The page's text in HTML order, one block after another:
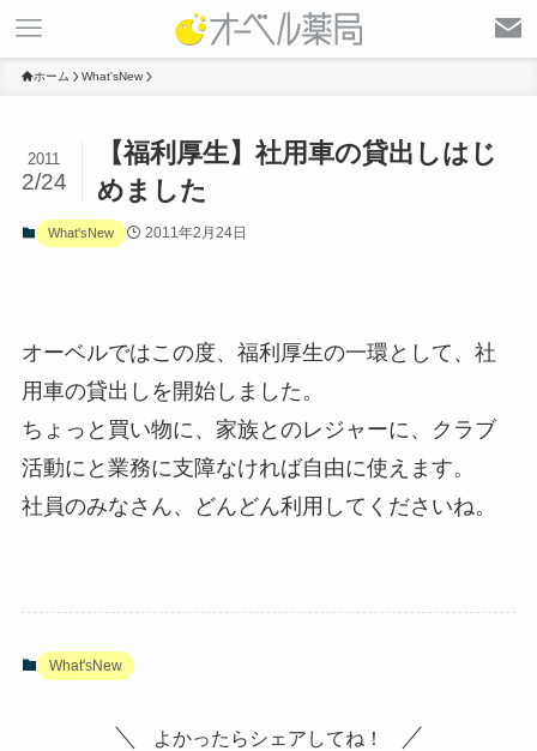
ホーム What'sNew
【福利厚生】社用車の貸出しはじ
めました
2011
2/24
What'sNew 2011年2月24日
オーベルではこの度、福利厚生の一環として、社
用車の貸出しを開始しました。
ちょっと買い物に、家族とのレジャーに、クラブ
活動にと業務に支障なければ自由に使えます。
社員のみなさん、どんどん利用してくださいね。
What'sNew
よかったらシェアしてね！